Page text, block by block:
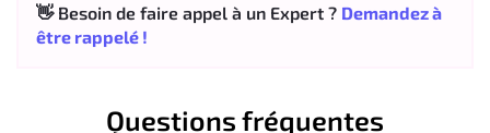
👋 Besoin de faire appel à un Expert ? Demandez à
être rappelé !
Questions fréquentes